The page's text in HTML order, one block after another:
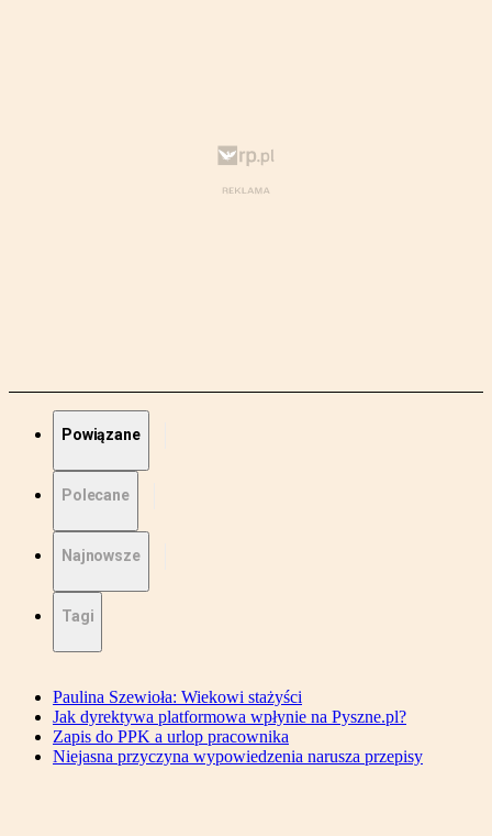
Powiązane
Polecane
Najnowsze
Tagi
Paulina Szewioła: Wiekowi stażyści
Jak dyrektywa platformowa wpłynie na Pyszne.pl?
Zapis do PPK a urlop pracownika
Niejasna przyczyna wypowiedzenia narusza przepisy